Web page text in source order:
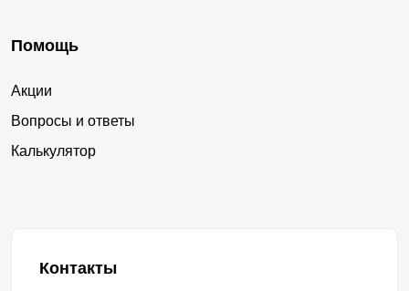
Помощь
Акции
Вопросы и ответы
Калькулятор
Контакты